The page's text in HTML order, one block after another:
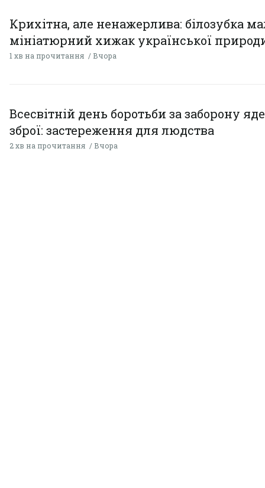
Крихітна, але ненажерлива: білозубка
мініатюрний хижак української
1 хв на прочитання Вчора
Всесвітній день боротьби за заборону
зброї: застереження для людства
2 хв на прочитання Вчора